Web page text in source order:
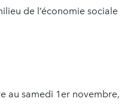
de l’économie sociale
au samedi 1er novembre,